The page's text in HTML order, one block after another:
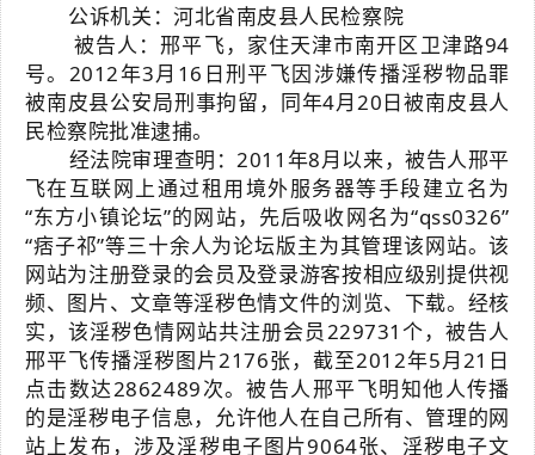
公诉机关：河北省南皮县人民检察院
被告人：邢平飞，家住天津市南开区卫津路94
号。2012年3月16日刑平飞因涉嫌传播淫秽物品罪
被南皮县公安局刑事拘留，同年4月20日被南皮县人
民检察院批准逮捕。
经法院审理查明：2011年8月以来，被告人邢平
飞在互联网上通过租用境外服务器等手段建立名为
“东方小镇论坛”的网站，先后吸收网名为“qss0326”
“痞子祁”等三十余人为论坛版主为其管理该网站。该
网站为注册登录的会员及登录游客按相应级别提供视
频、图片、文章等淫秽色情文件的浏览、下载。经核
实，该淫秽色情网站共注册会员229731个，被告人
邢平飞传播淫秽图片2176张，截至2012年5月21日
点击数达2862489次。被告人邢平飞明知他人传播
的是淫秽电子信息，允许他人在自己所有、管理的网
站上发布，涉及淫秽电子图片9064张、淫秽电子文